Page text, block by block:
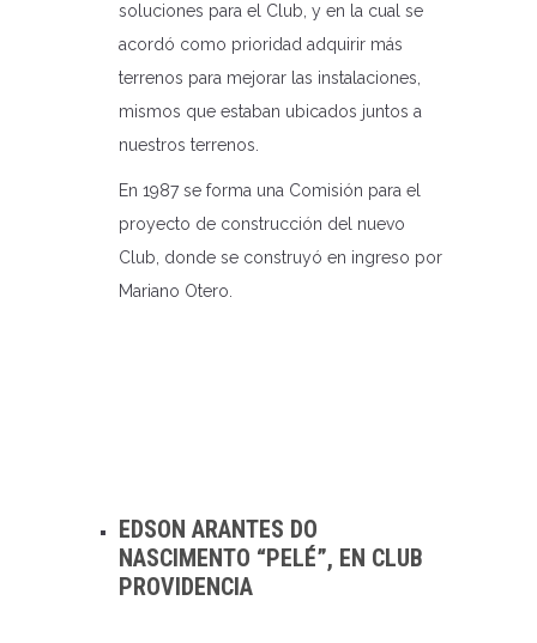
soluciones para el Club, y en la cual se
acordó como prioridad adquirir más
terrenos para mejorar las instalaciones,
mismos que estaban ubicados juntos a
nuestros terrenos.
En 1987 se forma una Comisión para el
proyecto de construcción del nuevo
Club, donde se construyó en ingreso por
Mariano Otero.
EDSON ARANTES DO
NASCIMENTO “PELÉ”, EN CLUB
PROVIDENCIA